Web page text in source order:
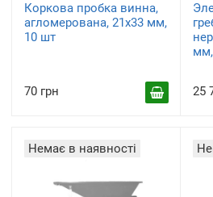
Коркова пробка винна,
агломерована, 21х33 мм,
10 шт
70 грн
мм,
25
Немає в наявності